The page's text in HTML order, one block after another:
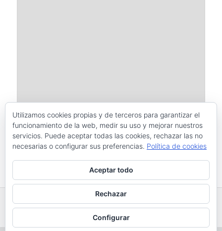
Este sitio usa Akismet para reducir el spam.Aprende cómo se
procesan los datos de tus comentarios.
Funciona gracias a WordPress
Utilizamos cookies propias y de terceros para garantizar el
funcionamiento de la web, medir su uso y mejorar nuestros
servicios. Puede aceptar todas las cookies, rechazar las no
necesarias o configurar sus preferencias. Política de cookies
Aceptar todo
Rechazar
Configurar